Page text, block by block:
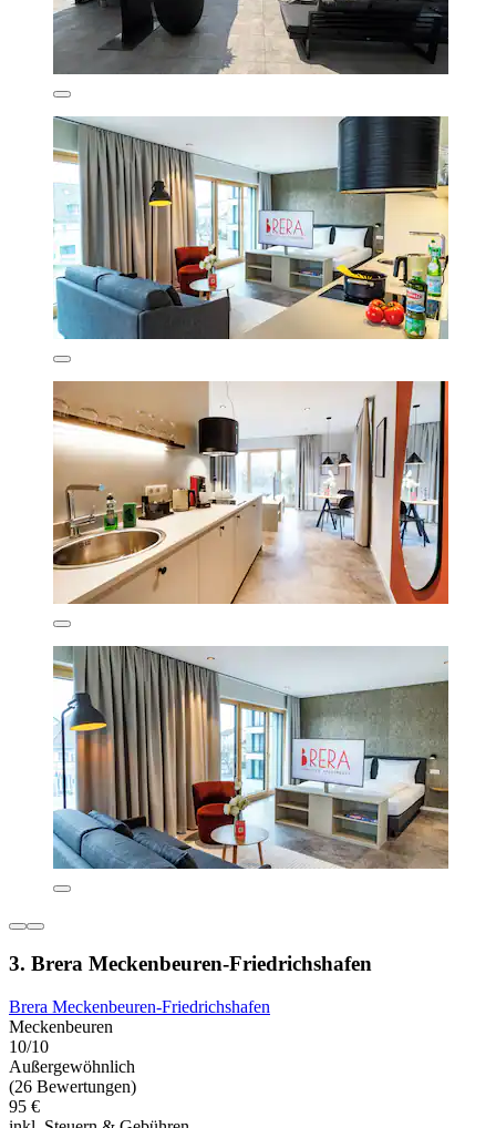
3. Brera Meckenbeuren-Friedrichshafen
Brera Meckenbeuren-Friedrichshafen
Meckenbeuren
10/10
Außergewöhnlich
(26 Bewertungen)
95 €